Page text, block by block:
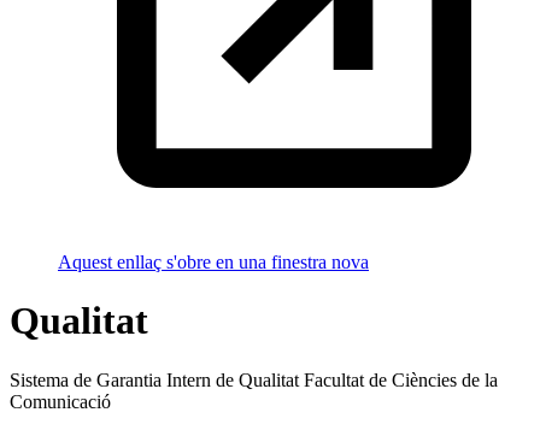
Aquest enllaç s'obre en una finestra nova
Qualitat
Sistema de Garantia Intern de Qualitat Facultat de Ciències de la
Comunicació